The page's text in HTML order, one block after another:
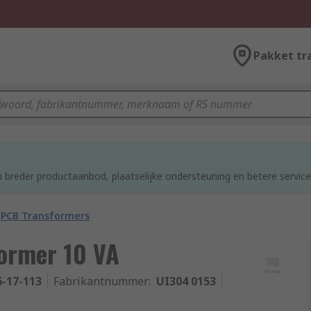
Pakket
productaanbod, plaatselijke ondersteuning en betere
PCB Transformers
10 VA
17-113 Fabrikantnummer: UI304 0153